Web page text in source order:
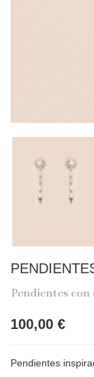
Pendientes
100,00 €
Pendientes